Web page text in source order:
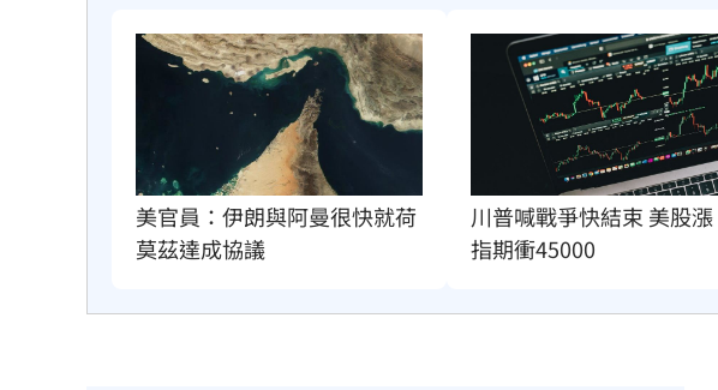
美官員：伊朗與阿曼很快就荷
莫茲達成協議
川普喊戰爭快結束 美股
指期衝45000